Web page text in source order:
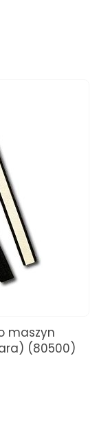
maszyn
(80500)